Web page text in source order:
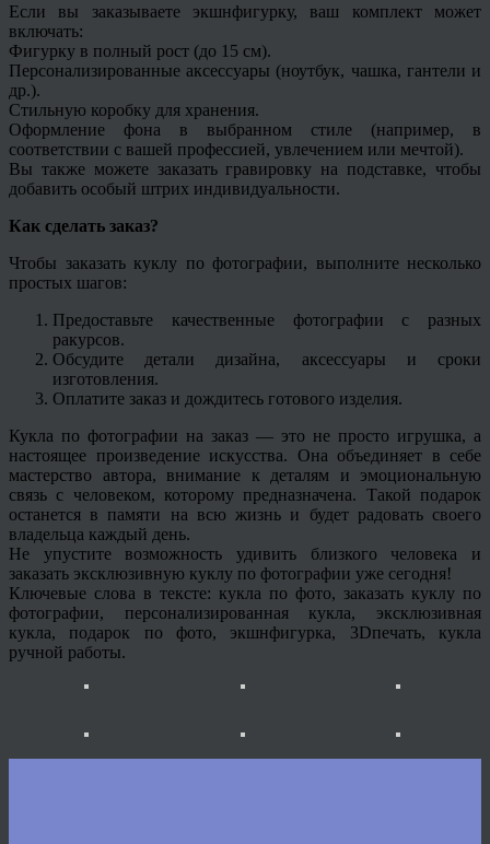
Если вы заказываете экшнфигурку, ваш комплект может
включать:
Фигурку в полный рост (до 15 см).
Персонализированные аксессуары (ноутбук, чашка, гантели и
др.).
Стильную коробку для хранения.
Оформление фона в выбранном стиле (например, в
соответствии с вашей профессией, увлечением или мечтой).
Вы также можете заказать гравировку на подставке, чтобы
добавить особый штрих индивидуальности.
Как сделать заказ?
Чтобы заказать куклу по фотографии, выполните несколько
простых шагов:
Предоставьте качественные фотографии с разных
ракурсов.
Обсудите детали дизайна, аксессуары и сроки
изготовления.
Оплатите заказ и дождитесь готового изделия.
Кукла по фотографии на заказ — это не просто игрушка, а
настоящее произведение искусства. Она объединяет в себе
мастерство автора, внимание к деталям и эмоциональную
связь с человеком, которому предназначена. Такой подарок
останется в памяти на всю жизнь и будет радовать своего
владельца каждый день.
Не упустите возможность удивить близкого человека и
заказать эксклюзивную куклу по фотографии уже сегодня!
Ключевые слова в тексте: кукла по фото, заказать куклу по
фотографии, персонализированная кукла, эксклюзивная
кукла, подарок по фото, экшнфигурка, 3Dпечать, кукла
ручной работы.